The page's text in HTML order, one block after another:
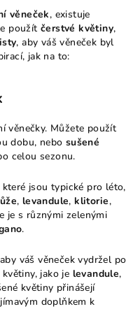
věneček, existuje
použít čerstvé květiny,
, aby váš věneček byl
jak na to:
věnečky. Můžete použít
dobu, nebo sušené
celou sezonu.
jsou typické pro léto,
, levandule, klitorie,
je s různými zelenými
.
váš věneček vydržel po
jako je levandule,
květiny přinášejí
doplňkem k